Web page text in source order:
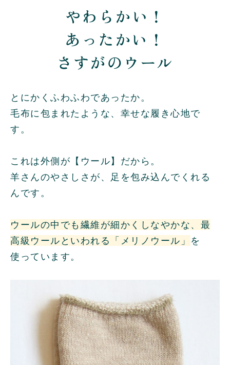
やわらかい！
あったかい！
さすがのウール
とにかくふわふわであったか。
毛布に包まれたような、幸せな履き心地で
す。
これは外側が【ウール】だから。
羊さんのやさしさが、足を包み込んでくれる
んです。
ウールの中でも繊維が細かくしなやかな、最
高級ウールといわれる「メリノウール」 を
使っています。